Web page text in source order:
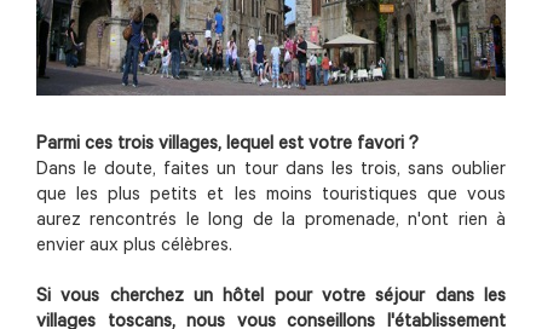
Parmi ces trois villages, lequel est votre favori ?
Dans le doute, faites un tour dans les trois, sans oublier
que les plus petits et les moins touristiques que vous
aurez rencontrés le long de la promenade, n'ont rien à
envier aux plus célèbres.
Si vous cherchez un hôtel pour votre séjour dans les
villages toscans, nous vous conseillons l'établissement